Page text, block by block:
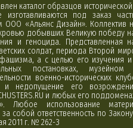
каталог образцов
изготавливаются под заказ
ООО «Альянс Дизайн».
добывших Великую победу
и геноцида. Представленная
солдат, периода Второй
а с целью его изучения
постановках,
военно-исторических
и недопущение его
и любых его
Любое использование
собой ответственность по
2011 г. № 262-З